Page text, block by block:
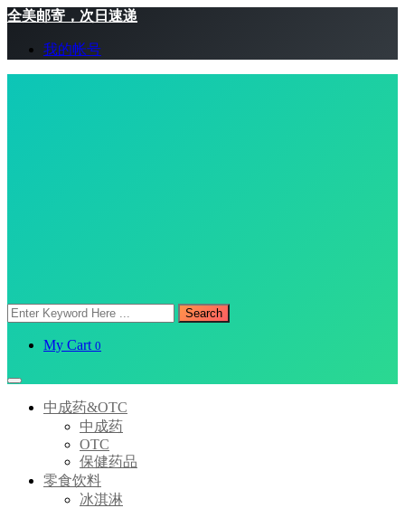
全美邮寄，次日速递
我的帐号
Search
My Cart 0
中成药&OTC
中成药
OTC
保健药品
零食饮料
冰淇淋